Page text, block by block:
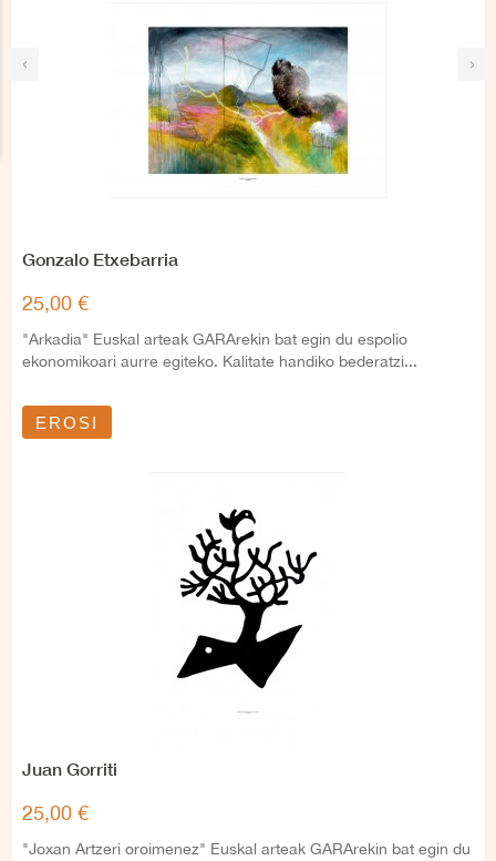
‹ ›
Gonzalo Etxebarria
25,00 €
"Arkadia" Euskal arteak GARArekin bat egin du espolio
ekonomikoari aurre egiteko. Kalitate handiko bederatzi...
EROSI
Juan Gorriti
25,00 €
"Joxan Artzeri oroimenez" Euskal arteak GARArekin bat egin du